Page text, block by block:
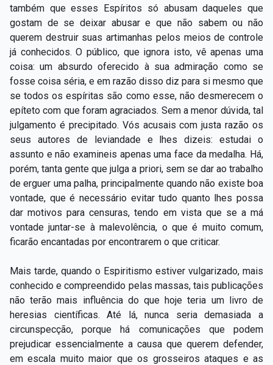
também que esses Espíritos só abusam daqueles que
gostam de se deixar abusar e que não sabem ou não
querem destruir suas artimanhas pelos meios de controle
já conhecidos. O público, que ignora isto, vê apenas uma
coisa: um absurdo oferecido à sua admiração como se
fosse coisa séria, e em razão disso diz para si mesmo que
se todos os espíritas são como esse, não desmerecem o
epíteto com que foram agraciados. Sem a menor dúvida, tal
julgamento é precipitado. Vós acusais com justa razão os
seus autores de leviandade e lhes dizeis: estudai o
assunto e não examineis apenas uma face da medalha. Há,
porém, tanta gente que julga a priori, sem se dar ao trabalho
de erguer uma palha, principalmente quando não existe boa
vontade, que é necessário evitar tudo quanto lhes possa
dar motivos para censuras, tendo em vista que se a má
vontade juntar-se à malevolência, o que é muito comum,
ficarão encantadas por encontrarem o que criticar.
Mais tarde, quando o Espiritismo estiver vulgarizado, mais
conhecido e compreendido pelas massas, tais publicações
não terão mais influência do que hoje teria um livro de
heresias científicas. Até lá, nunca seria demasiada a
circunspecção, porque há comunicações que podem
prejudicar essencialmente a causa que querem defender,
em escala muito maior que os grosseiros ataques e as